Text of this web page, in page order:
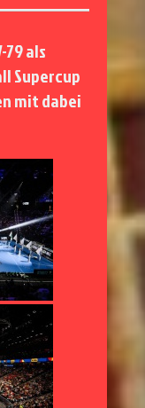
79 als
Supercup
mit dabei